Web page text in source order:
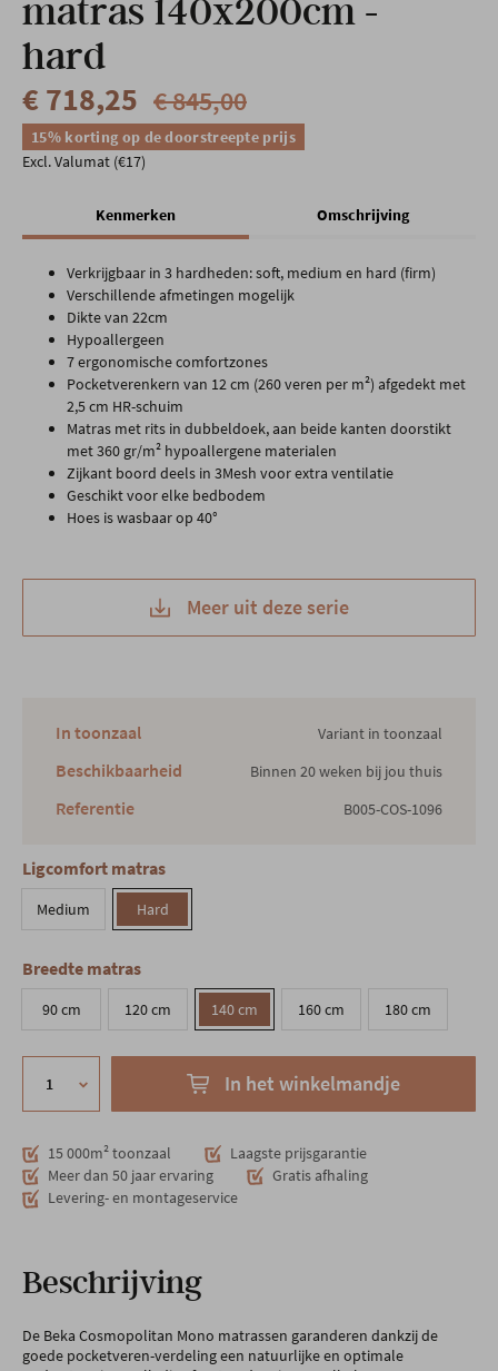
matras 140x200cm -
hard
€ 718,25 € 845,00
15% korting op de doorstreepte prijs
Excl. Valumat (€17)
Kenmerken Omschrijving
Verkrijgbaar in 3 hardheden: soft, medium en hard (firm)
Verschillende afmetingen mogelijk
Dikte van 22cm
Hypoallergeen
7 ergonomische comfortzones
Pocketverenkern van 12 cm (260 veren per m²) afgedekt met
2,5 cm HR-schuim
Matras met rits in dubbeldoek, aan beide kanten doorstikt
met 360 gr/m² hypoallergene materialen
Zijkant boord deels in 3Mesh voor extra ventilatie
Geschikt voor elke bedbodem
Hoes is wasbaar op 40°
Meer uit deze serie
In toonzaal Variant in toonzaal
Beschikbaarheid Binnen 20 weken bij jou thuis
Referentie B005-COS-1096
Ligcomfort matras
Medium Hard
Breedte matras
90 cm 120 cm 140 cm 160 cm 180 cm
In het winkelmandje
15 000m² toonzaal
Laagste prijsgarantie
Meer dan 50 jaar ervaring
Gratis afhaling
Levering- en montageservice
Beschrijving
De Beka Cosmopolitan Mono matrassen garanderen dankzij de
goede pocketveren-verdeling een natuurlijke en optimale